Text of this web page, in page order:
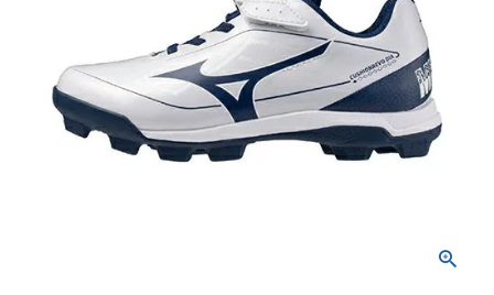
INFORMATIOM
ご利用ガイド